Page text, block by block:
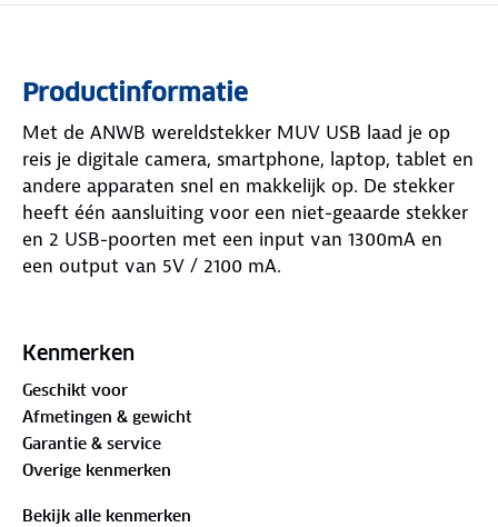
Productinformatie
Met de ANWB wereldstekker MUV USB laad je op
reis je digitale camera, smartphone, laptop, tablet en
andere apparaten snel en makkelijk op. De stekker
heeft één aansluiting voor een niet-geaarde stekker
en 2 USB-poorten met een input van 1300mA en
een output van 5V / 2100 mA.
schuifmechanisme waardoor je geen losse
je kunt gebruiken in ruim 220 landen, van Italië tot
Zwitserland en van Australië en China tot de
Verenigde Staten en Japan. De invoerspanning is
100-250 VAC~ en de maximale uitgaande spanning is
100V - 250W / 250V - 625W. De wereldstekker heeft
Kenmerken
Geschikt voor
Afmetingen & gewicht
Garantie & service
Overige kenmerken
Bekijk alle kenmerken